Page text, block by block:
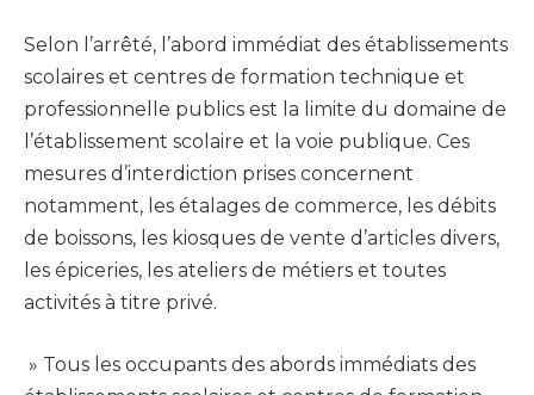
Selon l’arrêté, l’abord immédiat des établissements
scolaires et centres de formation technique et
professionnelle publics est la limite du domaine de
l’établissement scolaire et la voie publique. Ces
mesures d’interdiction prises concernent
notamment, les étalages de commerce, les débits
de boissons, les kiosques de vente d’articles divers,
les épiceries, les ateliers de métiers et toutes
activités à titre privé.
» Tous les occupants des abords immédiats des